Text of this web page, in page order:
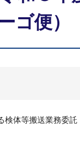
ゴ便）
体等搬送業務委託